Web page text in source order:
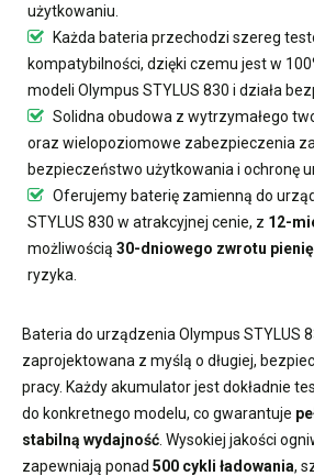
użytkowaniu.
Każda bateria przechodzi szereg
kompatybilności, dzięki czemu jest w
modeli Olympus STYLUS 830 i działa
Solidna obudowa z wytrzymałego
oraz wielopoziomowe zabezpieczenia
bezpieczeństwo użytkowania i ochronę
Oferujemybaterię zamienną do
STYLUS 830 w atrakcyjnej cenie, z 12-
możliwością 30-dniowego zwrotu
ryzyka.
Bateria do urządzenia Olympus STYLUS
zaprojektowana z myślą o długiej,
pracy. Każdy akumulator jest dokładnie
do konkretnego modelu, co gwarantuje
stabilną wydajność . Wysokiej jakości
zapewniają ponad 500 cykli ładowania,